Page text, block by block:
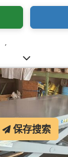
,
保存搜索